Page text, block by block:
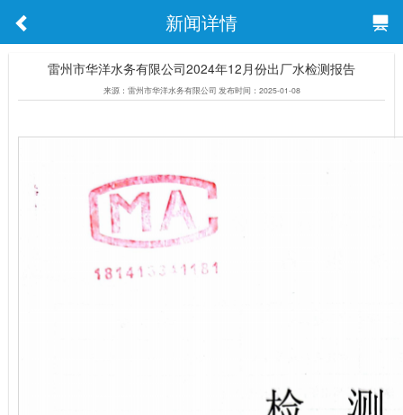
新闻详情
雷州市华洋水务有限公司2024年12月份出厂水检测报告
来源：雷州市华洋水务有限公司 发布时间：2025-01-08